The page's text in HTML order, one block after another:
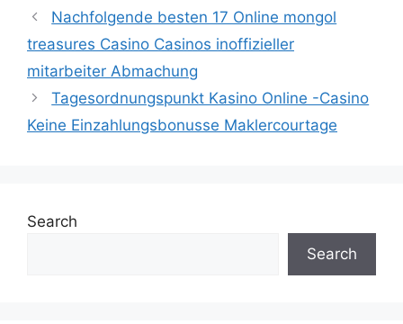
Nachfolgende besten 17 Online mongol
treasures Casino Casinos inoffizieller
mitarbeiter Abmachung
Tagesordnungspunkt Kasino Online -Casino
Keine Einzahlungsbonusse Maklercourtage
Search
Search